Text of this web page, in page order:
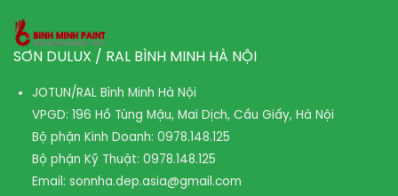
SƠN DULUX / RAL BÌNH MINH HÀ NỘI
JOTUN/RAL Bình Minh Hà Nội
VPGD: 196 Hồ Tùng Mậu, Mai Dịch, Cầu Giấy, Hà Nội
Bộ phận Kinh Doanh: 0978.148.125
Bộ phận Kỹ Thuật: 0978.148.125
Email: sonnha.dep.asia@gmail.com